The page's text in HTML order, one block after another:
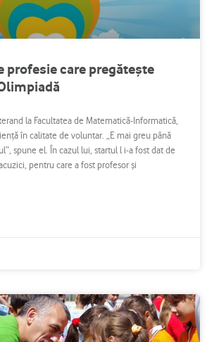
profesie care pregăteşte
la Facultatea de Matematică-Informatică,
în calitate de voluntar. „E mai greu până
spune el. În cazul lui, startul l i-a fost dat de
pentru care a fost profesor şi